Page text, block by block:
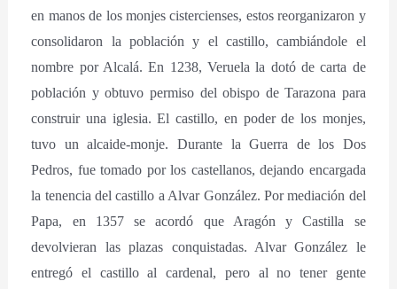
en manos de los monjes cistercienses, estos reorganizaron y
consolidaron la población y el castillo, cambiándole el
nombre por Alcalá. En 1238, Veruela la dotó de carta de
población y obtuvo permiso del obispo de Tarazona para
construir una iglesia. El castillo, en poder de los monjes,
tuvo un alcaide-monje. Durante la Guerra de los Dos
Pedros, fue tomado por los castellanos, dejando encargada
la tenencia del castillo a Alvar González. Por mediación del
Papa, en 1357 se acordó que Aragón y Castilla se
devolvieran las plazas conquistadas. Alvar González le
entregó el castillo al cardenal, pero al no tener gente